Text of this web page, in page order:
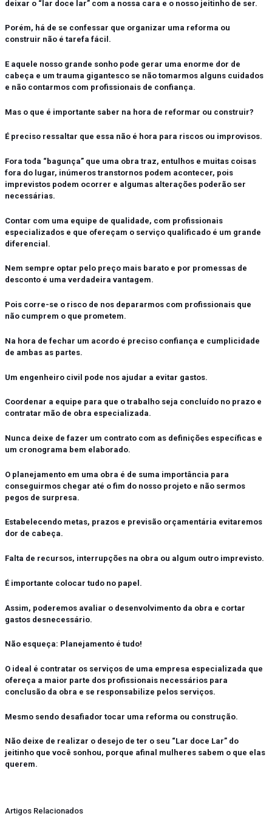
deixar o “lar doce lar” com a nossa cara e o nosso jeitinho de ser.
Porém, há de se confessar que organizar uma reforma ou
construir não é tarefa fácil.
E aquele nosso grande sonho pode gerar uma enorme dor de
cabeça e um trauma gigantesco se não tomarmos alguns cuidados
e não contarmos com profissionais de confiança.
Mas o que é importante saber na hora de reformar ou construir?
É preciso ressaltar que essa não é hora para riscos ou improvisos.
Fora toda “bagunça” que uma obra traz, entulhos e muitas coisas
fora do lugar, inúmeros transtornos podem acontecer, pois
imprevistos podem ocorrer e algumas alterações poderão ser
necessárias.
Contar com uma equipe de qualidade, com profissionais
especializados e que ofereçam o serviço qualificado é um grande
diferencial.
Nem sempre optar pelo preço mais barato e por promessas de
desconto é uma verdadeira vantagem.
Pois corre-se o risco de nos depararmos com profissionais que
não cumprem o que prometem.
Na hora de fechar um acordo é preciso confiança e cumplicidade
de ambas as partes.
Um engenheiro civil pode nos ajudar a evitar gastos.
Coordenar a equipe para que o trabalho seja concluído no prazo e
contratar mão de obra especializada.
Nunca deixe de fazer um contrato com as definições específicas e
um cronograma bem elaborado.
O planejamento em uma obra é de suma importância para
conseguirmos chegar até o fim do nosso projeto e não sermos
pegos de surpresa.
Estabelecendo metas, prazos e previsão orçamentária evitaremos
dor de cabeça.
Falta de recursos, interrupções na obra ou algum outro imprevisto.
É importante colocar tudo no papel.
Assim, poderemos avaliar o desenvolvimento da obra e cortar
gastos desnecessário.
Não esqueça: Planejamento é tudo!
O ideal é contratar os serviços de uma empresa especializada que
ofereça a maior parte dos profissionais necessários para
conclusão da obra e se responsabilize pelos serviços.
Mesmo sendo desafiador tocar uma reforma ou construção.
Não deixe de realizar o desejo de ter o seu “Lar doce Lar” do
jeitinho que você sonhou, porque afinal mulheres sabem o que elas
querem.
Artigos Relacionados